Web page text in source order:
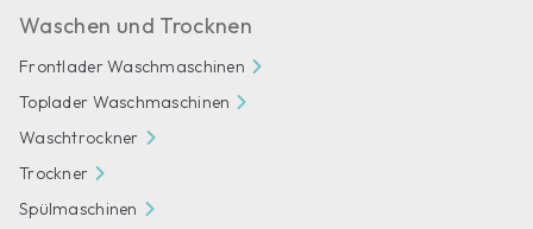
Waschen und Trocknen
Frontlader Waschmaschinen
Toplader Waschmaschinen
Waschtrockner
Trockner
Spülmaschinen